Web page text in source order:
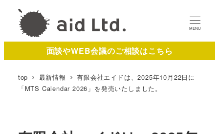
MENU
面談やWEB会議のご相談はこちら
top 最新情報
有限会社エイドは、2025年10月22日に
「MTS Calendar 2026」を発売いたしました。